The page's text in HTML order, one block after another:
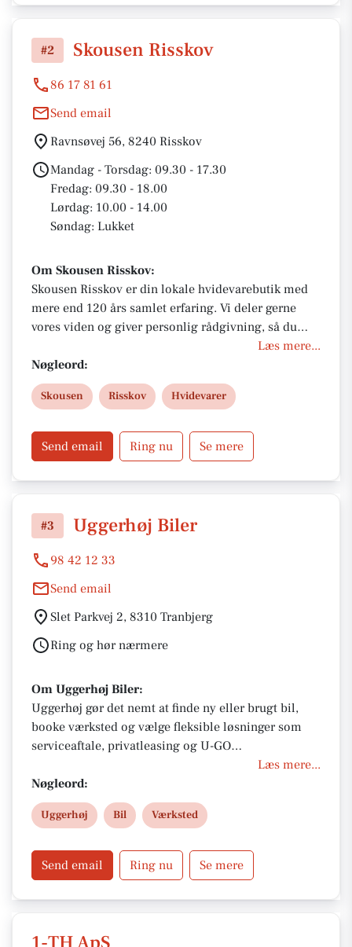
#2 Skousen Risskov
86 17 81 61
Send email
Ravnsøvej 56, 8240 Risskov
Mandag - Torsdag: 09.30 - 17.30
Fredag: 09.30 - 18.00
Lørdag: 10.00 - 14.00
Søndag: Lukket
Om Skousen Risskov:
Skousen Risskov er din lokale hvidevarebutik med
mere end 120 års samlet erfaring. Vi deler gerne
vores viden og giver personlig rådgivning, så du
finder den rette løsning. Besøg os i butikken i
Risskov inden for vores åbningstider og få
professionel hjælp til dit næste køb.
Læs mere...
Nøgleord:
Skousen Risskov Hvidevarer
Send email Ring nu Se mere
#3 Uggerhøj Biler
98 42 12 33
Send email
Slet Parkvej 2, 8310 Tranbjerg
Ring og hør nærmere
Om Uggerhøj Biler:
Uggerhøj gør det nemt at finde ny eller brugt bil,
booke værksted og vælge fleksible løsninger som
serviceaftale, privatleasing og U-GO
bilabonnement. Med rådgivning, faste priser og
stærke kundefordele er Uggerhøj med dig hele
vejen.
Læs mere...
Nøgleord:
Uggerhøj Bil Værksted
Send email Ring nu Se mere